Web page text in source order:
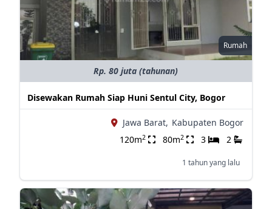
Rumah
Rp. 80 juta (tahunan)
Disewakan Rumah Siap Huni Sentul City, Bogor
Jawa Barat, Kabupaten Bogor
120m2 80m2 3 2
1 tahun yang lalu